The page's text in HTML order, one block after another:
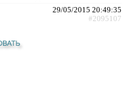
29/05/2015 20:49:35
#2095107